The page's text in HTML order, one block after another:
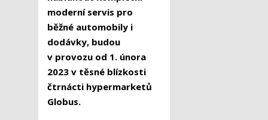
moderní servis pro
běžné automobily i
dodávky, budou
v provozu od 1. února
2023 v těsné blízkosti
čtrnácti hypermarketů
Globus.